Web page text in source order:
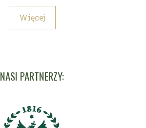
Więcej
NASI PARTNERZY: